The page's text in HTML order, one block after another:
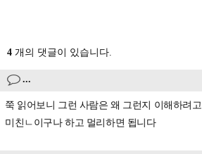
4 개의 댓글이 있습니다.
...
쭉 읽어보니 그런 사람은 왜 그런지 이해하려
미친ㄴ이구나 하고 멀리하면 됩니다